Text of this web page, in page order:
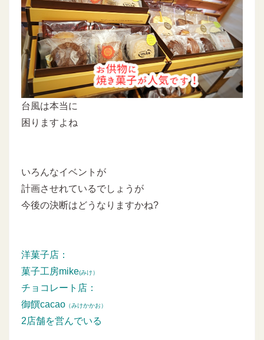
台風は本当に
困りますよね
いろんなイベントが
計画させれているでしょうが
今後の決断はどうなりますかね?
洋菓子店：
菓子工房mike(みけ）
チョコレート店：
御饌cacao （みけかかお）
2店舗を営んでいる